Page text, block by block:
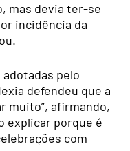
mas devia ter-se
incidência da
pelo
defendeu que a
muito”, afirmando,
explicar porque é
com